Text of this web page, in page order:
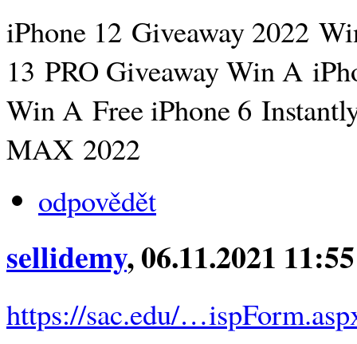
iPhone 12 Giveaway 2022
13 PRO Giveaway Win A
Win A Free iPhone 6
MAX 2022
odpovědět
sellidemy, 06.11.2021
https://sac.edu/